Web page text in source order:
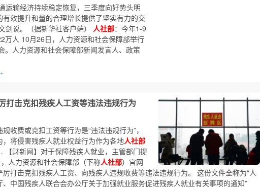
运输经济持续稳定恢复，三季度向好势头明
有效提升和量的合理增长提供了坚实有力的交
剑说。（据新华社客户端） 人社部：今年1-9
万人 10月26日，人力资源和社会保障部举行
。人力资源和社会保障部新闻发言人、政策
打击克扣残疾人工资等违法违规行为
收费或克扣工资等行为是“违法违规行为”，
将侵害残疾人就业权益行为作为各地人社部
财新网】对于保障残疾人就业，主管部门提
人力资源和社会保障部（下称人社部）官网
打击克扣残疾人工资、向残疾人违规收费等违法违规行为。 这份文件全称为“人
中国残疾人联合会办公厅关于加强就业服务促进残疾人就业有关事项的通知”